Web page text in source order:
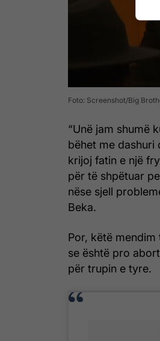
Foto: Screenshot/Big
“Unë jam shumë
bëhet me dashuri
krijoj fatin e një
për të shpëtuar
nëse sjell
Beka.
Por, këtë
se është pro
për trupin e tyre.